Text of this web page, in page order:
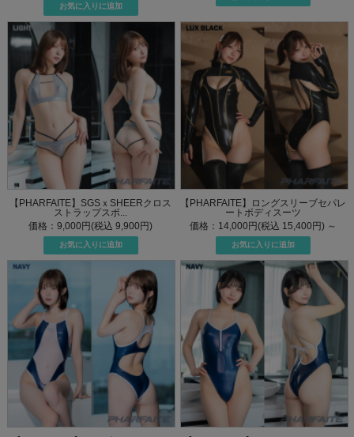
【PHARFAITE】SGSｘSHEERクロス
ストラップスポ...
価格：9,000円(税込 9,900円)
【PHARFAITE】ロングスリーブセパレ
ートボディスーツ
価格：14,000円(税込 15,400円) ～